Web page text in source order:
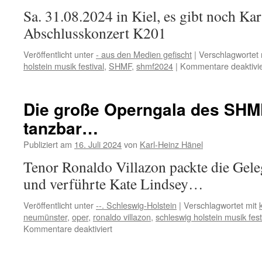
Sa. 31.08.2024 in Kiel, es gibt noch
Abschlusskonzert K201
Veröffentlicht unter- aus den Medien gefischt | Verschlagwortet
holstein musik festival, SHMF, shmf2024 | Kommentare
Die große Operngala des
tanzbar…
Publiziert am 16. Juli 2024von Karl-Heinz Hänel
Tenor Ronaldo Villazon packte die
und verführte Kate Lindsey…
Veröffentlicht unter--. Schleswig-Holstein | Verschlagwortet mit
neumünster, oper, ronaldo villazon, schleswig holstein musik
Kommentare deaktiviertfür